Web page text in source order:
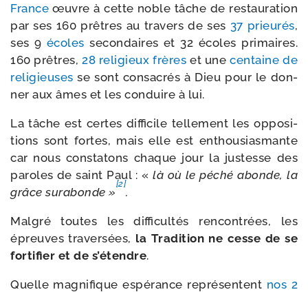
France œuvre à cette noble tâche de res­tau­ra­tion
par ses 160 prêtres au tra­vers de ses 37 prieu­rés,
ses 9 écoles secon­daires et 32 écoles pri­maires.
160 prêtres, 28 reli­gieux frères et unecen­taine de
reli­gieuses se sont consa­crés à Dieu pour le don­
ner aux âmes et les conduire à lui.
La tâche est certes dif­fi­cile tel­le­ment les oppo­si­
tions sont fortes, mais elle est enthou­sias­mante
car nous consta­tons chaque jour la jus­tesse des
paroles de saint Paul : «là où le péché abonde, la
grâce sur­abonde »
[2]
.
Malgré toutes les dif­fi­cul­tés ren­con­trées, les
épreuves tra­ver­sées, la Tradition ne cesse de se
for­ti­fier et de s’étendre.
Quelle magni­fique espé­rance repré­sentent nos 2